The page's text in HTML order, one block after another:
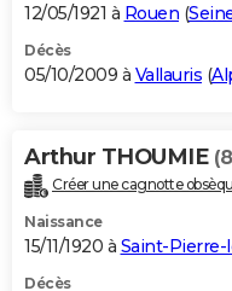
12/05/1921 à Rouen (
Décès
05/10/2009 à Vallauris (
Arthur THOUMIE
Créer une cagnotte
Naissance
15/11/1920 à Saint-Pierre-
Décès